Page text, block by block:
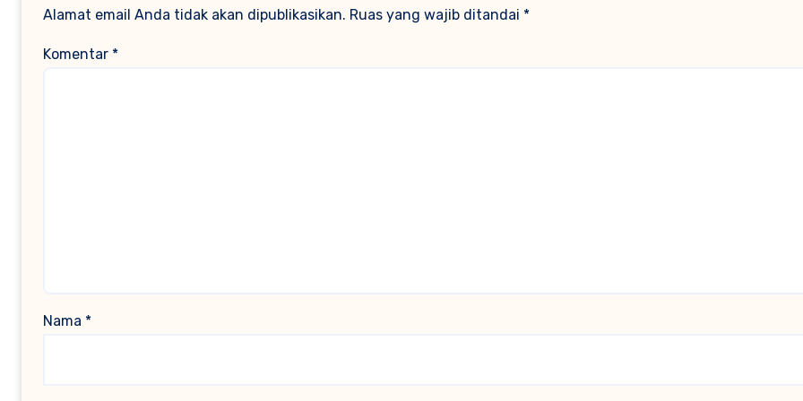
Alamat email Anda tidak akan dipublikasikan. Ruas yang wajib ditandai *
Komentar *
Nama *